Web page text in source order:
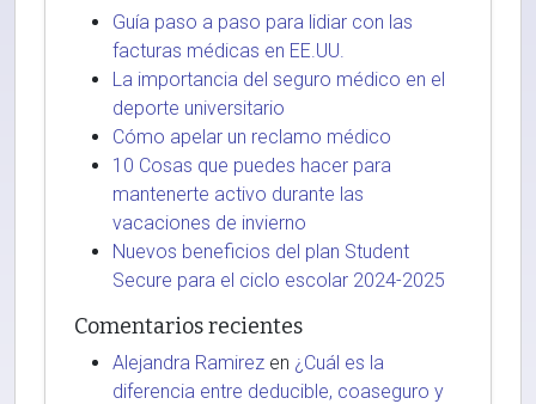
Guía paso a paso para lidiar con las
facturas médicas en EE.UU.
La importancia del seguro médico en el
deporte universitario
Cómo apelar un reclamo médico
10 Cosas que puedes hacer para
mantenerte activo durante las
vacaciones de invierno
Nuevos beneficios del plan Student
Secure para el ciclo escolar 2024-2025
Comentarios recientes
Alejandra Ramirez en ¿Cuál es la
diferencia entre deducible, coaseguro y